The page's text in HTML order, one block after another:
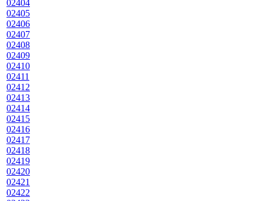
02404
02405
02406
02407
02408
02409
02410
02411
02412
02413
02414
02415
02416
02417
02418
02419
02420
02421
02422